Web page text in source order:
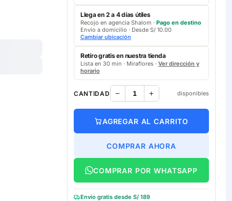
Llega en 2 a 4 días útiles
Recojo en agencia Shalom · Pago en destino
Envío a domicilio · Desde S/ 10.00
Cambiar ubicación
Retíro gratis en nuestra tienda
Lista en 30 min · Miraflores · Ver dirección y
horario
CANTIDAD disponibles
AGREGAR AL CARRITO
COMPRAR AHORA
COMPRAR POR WHATSAPP
Envío gratis desde S/ 189